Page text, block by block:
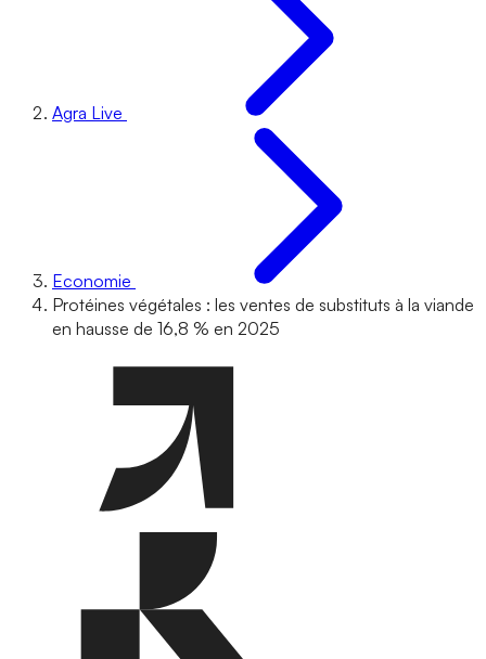
Agra Live
Economie
Protéines végétales : les ventes de substituts à la viande
en hausse de 16,8 % en 2025